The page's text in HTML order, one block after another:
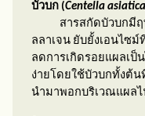
บัวบก (Centella asiatica
สารสกัดบัวบกมีฤท
ลลาเจน ยับยั้งเอนไซม์
ลดการเกิดรอยแผลเป็
ง่ายโดยใช้บัวบกทั้งต้น
นำมาพอกบริเวณแผล